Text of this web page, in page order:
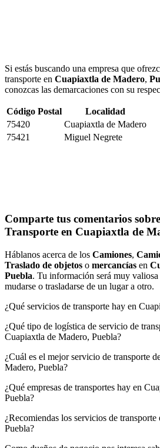
Si estás buscando una empresa que
transporte en Cuapiaxtla de Madero,
conozcas las demarcaciones con su
Código Postal
Localidad
75420
Cuapiaxtla de Madero
75421
Miguel Negrete
Comparte tus comentarios
Transporte en Cuapiaxtla de
Háblanos acerca de los Camiones,
Traslado de objetos o mercancías en
Puebla. Tu información será muy
mudarse o trasladarse de un lugar a otro.
¿Qué servicios de transporte hay en
¿Qué tipo de logística de servicio de
Cuapiaxtla de Madero, Puebla?
¿Cuál es el mejor servicio de transporte
Madero, Puebla?
¿Qué empresas de transportes hay en
Puebla?
¿Recomiendas los servicios de
Puebla?